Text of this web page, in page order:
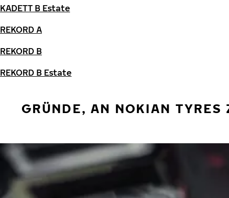
KADETT B Estate
REKORD A
REKORD B
REKORD B Estate
GRÜNDE, AN NOKIAN TYRES